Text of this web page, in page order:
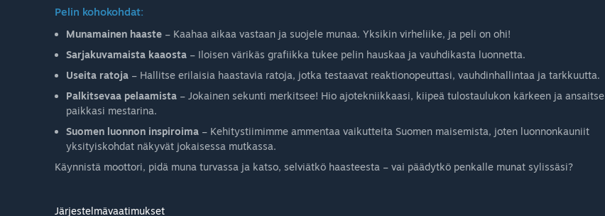
Pelin kohokohdat:
Munamainen haaste – Kaahaa aikaa vastaan ja suojele munaa. Yksikin virheliike, ja peli on ohi!
Sarjakuvamaista kaaosta – Iloisen värikäs grafiikka tukee pelin hauskaa ja vauhdikasta luonnetta.
Useita ratoja – Hallitse erilaisia haastavia ratoja, jotka testaavat reaktionopeuttasi, vauhdinhallintaa ja tarkkuutta.
Palkitsevaa pelaamista – Jokainen sekunti merkitsee! Hio ajotekniikkaasi, kiipeä tulostaulukon kärkeen ja ansaitse
paikkasi mestarina.
Suomen luonnon inspiroima – Kehitystiimimme ammentaa vaikutteita Suomen maisemista, joten luonnonkauniit
yksityiskohdat näkyvät jokaisessa mutkassa.
Käynnistä moottori, pidä muna turvassa ja katso, selviätkö haasteesta – vai päädytkö penkalle munat sylissäsi?
Järjestelmävaatimukset